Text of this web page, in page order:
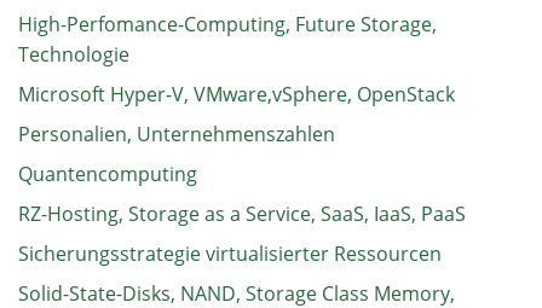
High-Perfomance-Computing, Future Storage,
Technologie
Microsoft Hyper-V, VMware,vSphere, OpenStack
Personalien, Unternehmenszahlen
Quantencomputing
RZ-Hosting, Storage as a Service, SaaS, IaaS, PaaS
Sicherungsstrategie virtualisierter Ressourcen
Solid-State-Disks, NAND, Storage Class Memory,